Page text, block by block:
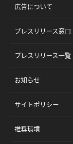
広告について
プレスリリース窓口
プレスリリース一覧
お知らせ
サイトポリシー
推奨環境